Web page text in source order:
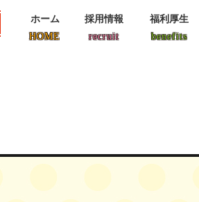
ホーム
HOME
採用情報
recruit
福利厚生
benefits